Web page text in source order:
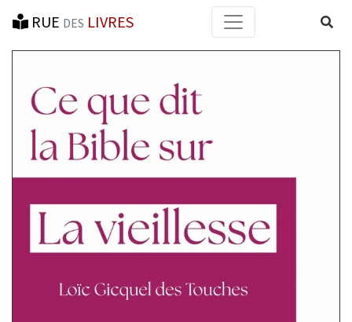
RUE DES LIVRES